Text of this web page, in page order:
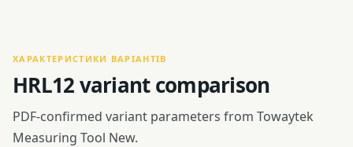
ХАРАКТЕРИСТИКИ ВАРІАНТІВ
HRL12 variant comparison
PDF-confirmed variant parameters from Towaytek
Measuring Tool New.